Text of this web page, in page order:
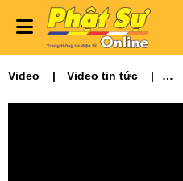
Video
Video tin tức